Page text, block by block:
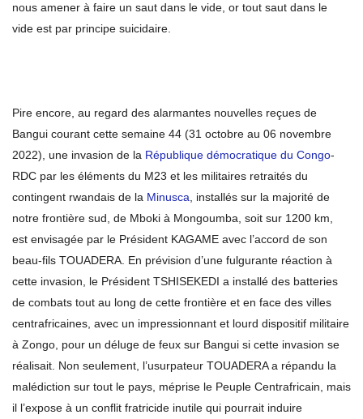
nous amener à faire un saut dans le vide, or tout saut dans le
vide est par principe suicidaire.
Pire encore, au regard des alarmantes nouvelles reçues de
Bangui courant cette semaine 44 (31 octobre au 06 novembre
2022), une invasion de la République démocratique du Congo-
RDC par les éléments du M23 et les militaires retraités du
contingent rwandais de la Minusca, installés sur la majorité de
notre frontière sud, de Mboki à Mongoumba, soit sur 1200 km,
est envisagée par le Président KAGAME avec l’accord de son
beau-fils TOUADERA. En prévision d’une fulgurante réaction à
cette invasion, le Président TSHISEKEDI a installé des batteries
de combats tout au long de cette frontière et en face des villes
centrafricaines, avec un impressionnant et lourd dispositif militaire
à Zongo, pour un déluge de feux sur Bangui si cette invasion se
réalisait. Non seulement, l’usurpateur TOUADERA a répandu la
malédiction sur tout le pays, méprise le Peuple Centrafricain, mais
il l’expose à un conflit fratricide inutile qui pourrait induire